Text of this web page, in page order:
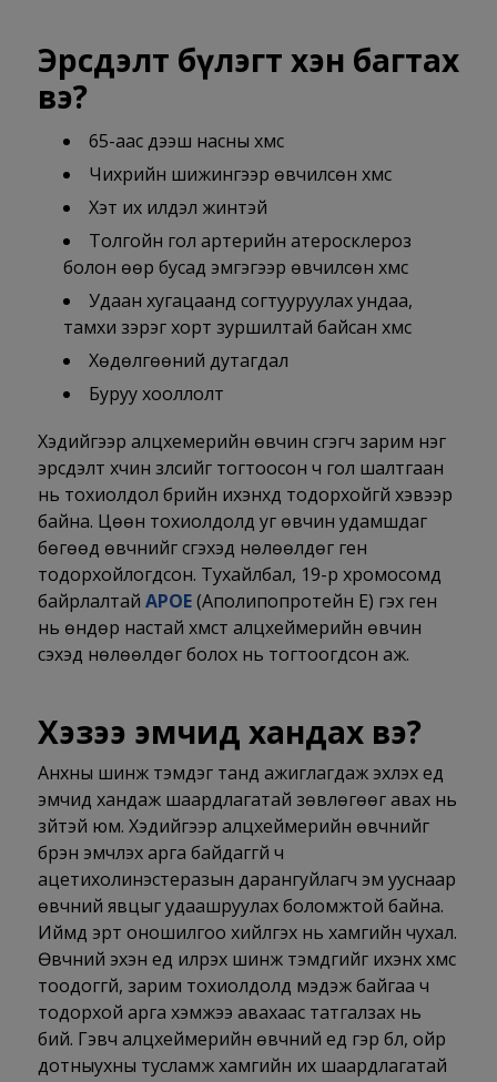
Эрсдэлт бүлэгт хэн багтах
вэ?
65-аас дээш насны хүмүүс
Чихрийн шижингээр өвчилсөн хүмүүс
Хэт их илүүдэл жинтэй
Толгойн гол артерийн атеросклероз
болон өөр бусад эмгэгээр өвчилсөн хүмүүс
Удаан хугацаанд согтууруулах ундаа,
тамхи зэрэг хорт зуршилтай байсан хүмүүс
Хөдөлгөөний дутагдал
Буруу хооллолт
Хэдийгээр алцхемерийн өвчин үүсгэгч зарим нэг
эрсдэлт хүчин зүлсийг тогтоосон ч гол шалтгаан
нь тохиолдол бүрийн ихэнхд тодорхойгүй хэвээр
байна. Цөөн тохиолдолд уг өвчин удамшдаг
бөгөөд өвчнийг үүсгэхэд нөлөөлдөг ген
тодорхойлогдсон. Тухайлбал, 19-р хромосомд
байрлалтай АРОЕ(Аполипопротейн Е) гэх ген
нь өндөр настай хүмүүст алцхеймерийн өвчин
үүсэхэд нөлөөлдөг болох нь тогтоогдсон аж.
Хэзээ эмчид хандах вэ?
Анхны шинж тэмдэг танд ажиглагдаж эхлэх үед
эмчид хандаж шаардлагатай зөвлөгөөг авах нь
зүйтэй юм. Хэдийгээр алцхеймерийн өвчнийг
бүрэн эмчлэх арга байдаггүй ч
ацетихолинэстеразын дарангуйлагч эм ууснаар
өвчний явцыг удаашруулах боломжтой байна.
Иймд эрт оношилгоо хийлгэх нь хамгийн чухал.
Өвчний эхэн үед илрэх шинж тэмдгийг ихэнх хүмүүс
тоодоггүй, зарим тохиолдолд мэдэж байгаа ч
тодорхой арга хэмжээ авахаас татгалзах нь
бий. Гэвч алцхеймерийн өвчний үед гэр бүл, ойр
дотныyхны тусламж хамгийн их шаардлагатай